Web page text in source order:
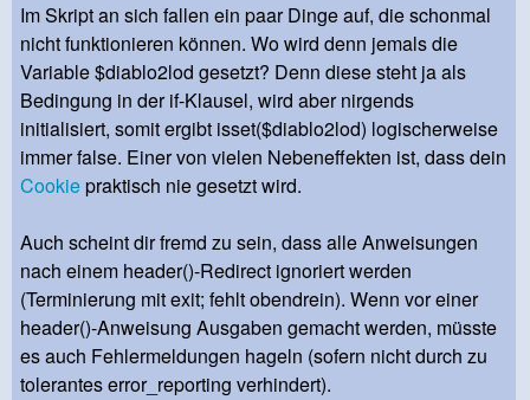
Im Skript an sich fallen ein paar Dinge auf, die schonmal
nicht funktionieren können. Wo wird denn jemals die
Variable $diablo2lod gesetzt? Denn diese steht ja als
Bedingung in der if-Klausel, wird aber nirgends
initialisiert, somit ergibt isset($diablo2lod) logischerweise
immer false. Einer von vielen Nebeneffekten ist, dass dein
Cookiepraktisch nie gesetzt wird.
Auch scheint dir fremd zu sein, dass alle Anweisungen
nach einem header()-Redirect ignoriert werden
(Terminierung mit exit; fehlt obendrein). Wenn vor einer
header()-Anweisung Ausgaben gemacht werden, müsste
es auch Fehlermeldungen hageln (sofern nicht durch zu
tolerantes error_reporting verhindert).